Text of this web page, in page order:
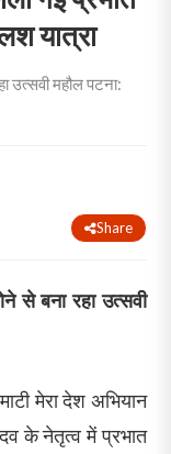
यात्रा
उत्सवी महौल पटना:
Share
से बना रहा उत्सवी
मेरा देश अभियान
के नेतृत्व में प्रभात